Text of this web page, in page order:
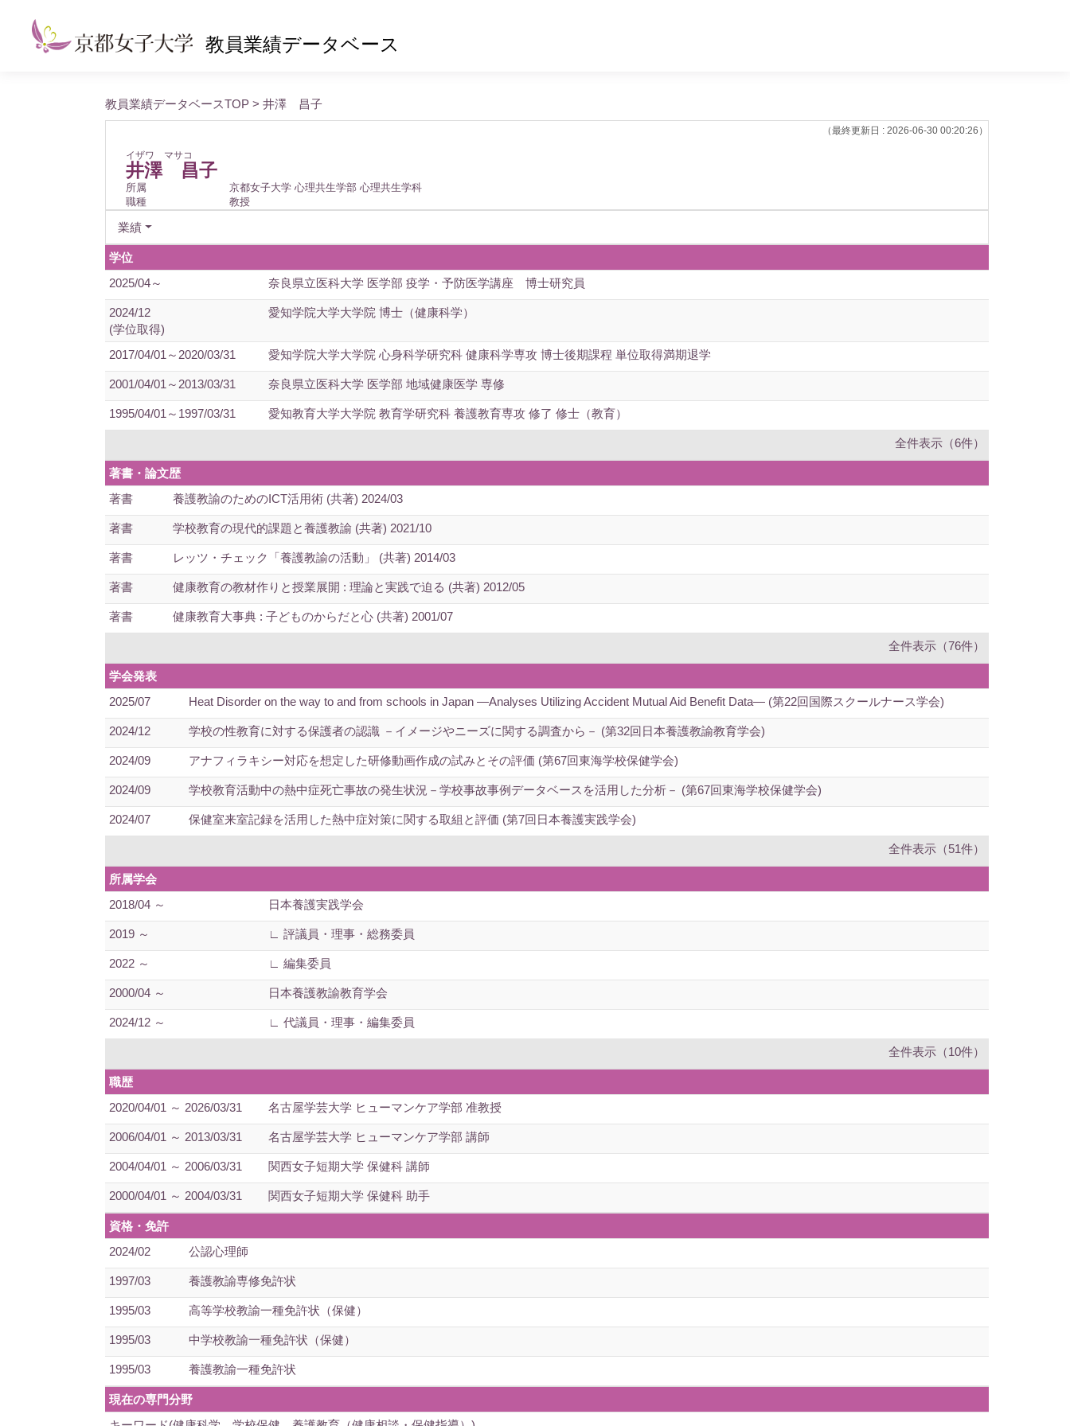
教員業績データベース
教員業績データベースTOP > 井澤 昌子
（最終更新日 : 2026-06-30 00:20:26）
イザワ マサコ
井澤 昌子
所属
京都女子大学 心理共生学部 心理共生学科
職種
教授
業績
学位
2025/04～
奈良県立医科大学 医学部 疫学・予防医学講座 博士研究員
2024/12
(学位取得)
愛知学院大学大学院 博士（健康科学）
2017/04/01～2020/03/31 愛知学院大学大学院 心身科学研究科 健康科学専攻 博士後期課程 単位取得満期退学
2001/04/01～2013/03/31 奈良県立医科大学 医学部 地域健康医学 専修
1995/04/01～1997/03/31 愛知教育大学大学院 教育学研究科 養護教育専攻 修了 修士（教育）
全件表示（6件）
著書・論文歴
著書
養護教諭のためのICT活用術 (共著) 2024/03
著書 学校教育の現代的課題と養護教諭 (共著) 2021/10
著書 レッツ・チェック「養護教諭の活動」 (共著) 2014/03
著書 健康教育の教材作りと授業展開 : 理論と実践で迫る (共著) 2012/05
著書 健康教育大事典 : 子どものからだと心 (共著) 2001/07
全件表示（76件）
学会発表
2025/07
Heat Disorder on the way to and from schools in Japan —Analyses Utilizing Accident Mutual Aid Benefit Data— (第22回国際スクールナース学会)
2024/12 学校の性教育に対する保護者の認識 －イメージやニーズに関する調査から－ (第32回日本養護教諭教育学会)
2024/09 アナフィラキシー対応を想定した研修動画作成の試みとその評価 (第67回東海学校保健学会)
2024/09 学校教育活動中の熱中症死亡事故の発生状況－学校事故事例データベースを活用した分析－ (第67回東海学校保健学会)
2024/07 保健室来室記録を活用した熱中症対策に関する取組と評価 (第7回日本養護実践学会)
全件表示（51件）
所属学会
2018/04 ～
日本養護実践学会
2019 ～ ∟ 評議員・理事・総務委員
2022 ～ ∟ 編集委員
2000/04 ～ 日本養護教諭教育学会
2024/12 ～ ∟ 代議員・理事・編集委員
全件表示（10件）
職歴
2020/04/01 ～ 2026/03/31
名古屋学芸大学 ヒューマンケア学部 准教授
2006/04/01 ～ 2013/03/31 名古屋学芸大学 ヒューマンケア学部 講師
2004/04/01 ～ 2006/03/31 関西女子短期大学 保健科 講師
2000/04/01 ～ 2004/03/31 関西女子短期大学 保健科 助手
資格・免許
2024/02
公認心理師
1997/03 養護教諭専修免許状
1995/03 高等学校教諭一種免許状（保健）
1995/03 中学校教諭一種免許状（保健）
1995/03 養護教諭一種免許状
現在の専門分野